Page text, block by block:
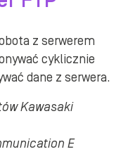
z serwerem
cyklicznie
dane z serwera.
Kawasaki
E